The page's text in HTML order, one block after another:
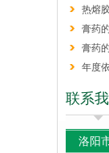
热熔
膏药
膏药
年度
联系
洛阳